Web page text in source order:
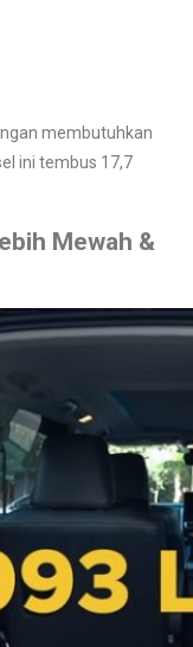
membutuhkan
ini tembus 17,7
Mewah &